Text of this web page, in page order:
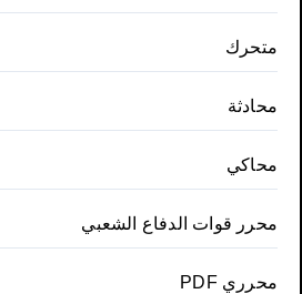
متحرك
محادثة
محاكي
محرر قوات الدفاع الشعبي
محرري PDF